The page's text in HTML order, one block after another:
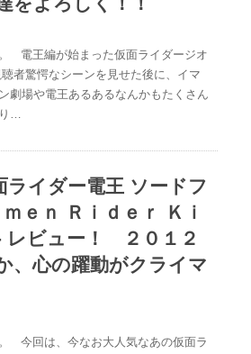
電王編が始まった仮面ライダージオ
者驚愕なシーンを見せた後に、イマ
劇場や電王あるあるなんかもたくさん
…
イダー電王 ソードフ
ｅｎ Ｒｉｄｅｒ Ｋｉ
レビュー！ ２０１２
、心の躍動がクライマ
今回は、今なお大人気なあの仮面ラ